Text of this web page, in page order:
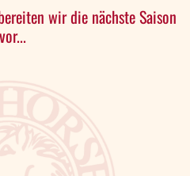
wir die nächste Saison
vor...